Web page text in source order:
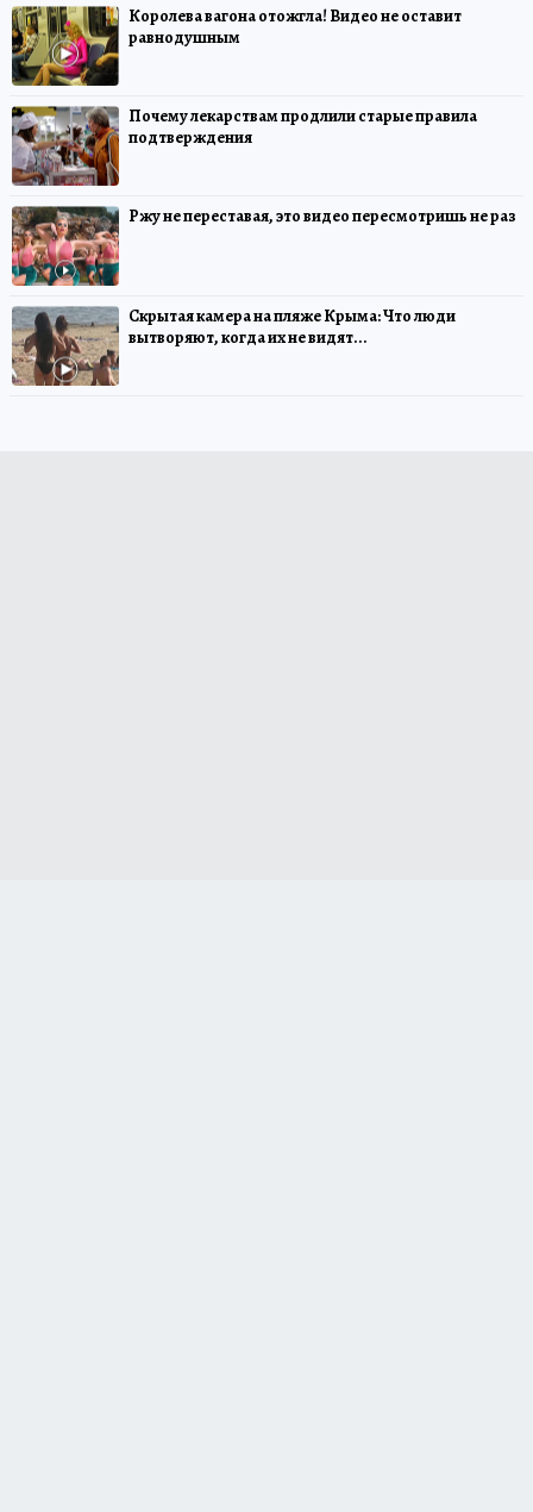
Королева вагона отожгла! Видео не оставит
равнодушным
Почему лекарствам продлили старые правила
подтверждения
Ржу не переставая, это видео пересмотришь не раз
Скрытая камера на пляже Крыма: Что люди
вытворяют, когда их не видят...